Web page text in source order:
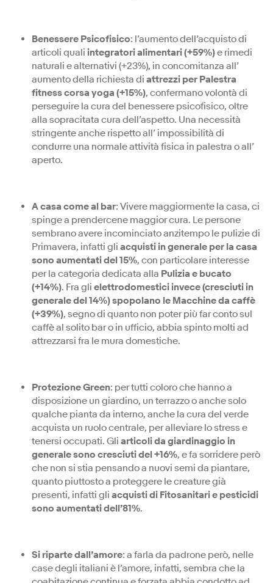
Benessere Psicofisico: l’aumento dell’acquisto di
articoli quali integratori alimentari (+59%)e rimedi
naturali e alternativi (+23%), in concomitanza all’
aumento della richiesta di attrezzi per Palestra
fitness corsa yoga (+15%), confermano volontà di
perseguire la cura del benessere psicofisico, oltre
alla sopracitata cura dell’aspetto. Una necessità
stringente anche rispetto all’ impossibilità di
condurre una normale attività fisica in palestra o all’
aperto.
A casa come al bar: Vivere maggiormente la casa, ci
spinge a prendercene maggior cura. Le persone
sembrano avere incominciato anzitempo le pulizie di
Primavera, infatti gli acquisti in generale per la casa
sono aumentati del 15%, con particolare interesse
per la categoria dedicata alla Pulizia e bucato
(+14%). Fra gli elettrodomestici invece (cresciuti in
generale del 14%) spopolano le Macchine da caffè
(+39%), segno di quanto non poter più far conto sul
caffè al solito bar o in ufficio, abbia spinto molti ad
attrezzarsi fra le mura domestiche.
Protezione Green: per tutti coloro che hanno a
disposizione un giardino, un terrazzo o anche solo
qualche pianta da interno, anche la cura del verde
acquista un ruolo centrale, per alleviare lo stress e
tenersi occupati. Gli articoli da giardinaggio in
generale sono cresciuti del +16%, e fa sorridere però
che non si stia pensando a nuovi semi da piantare,
quanto piuttosto a proteggere le creature già
presenti, infatti gli acquisti di Fitosanitari e pesticidi
sono aumentati dell’81%.
Si riparte dall’amore: a farla da padrone però, nelle
case degli italiani è l’amore, infatti, sembra che la